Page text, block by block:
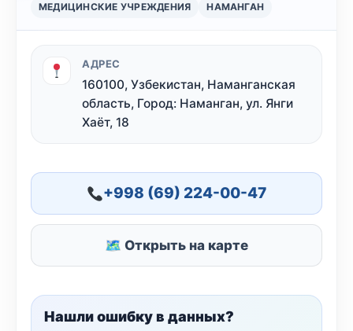
МЕДИЦИНСКИЕ УЧРЕЖДЕНИЯ НАМАНГАН
АДРЕС
160100, Узбекистан, Наманганская
область, Город: Наманган, ул. Янги
Хаёт, 18
+998 (69) 224-00-47
🗺 Открыть на карте
Нашли ошибку в данных?